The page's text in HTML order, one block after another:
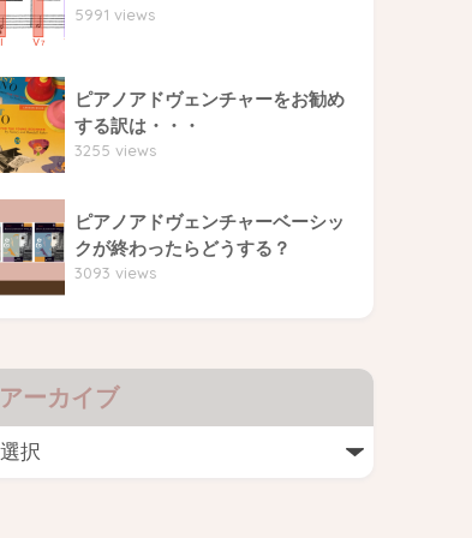
5991 views
ピアノアドヴェンチャーをお勧め
する訳は・・・
3255 views
ピアノアドヴェンチャーベーシッ
クが終わったらどうする？
3093 views
アーカイブ